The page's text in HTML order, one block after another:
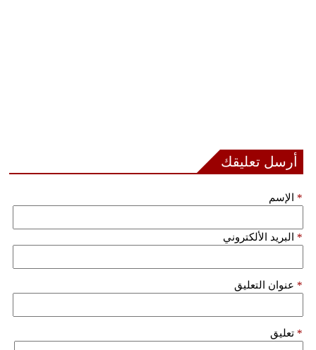
أرسل تعليقك
الإسم *
البريد الألكتروني *
عنوان التعليق *
تعليق *